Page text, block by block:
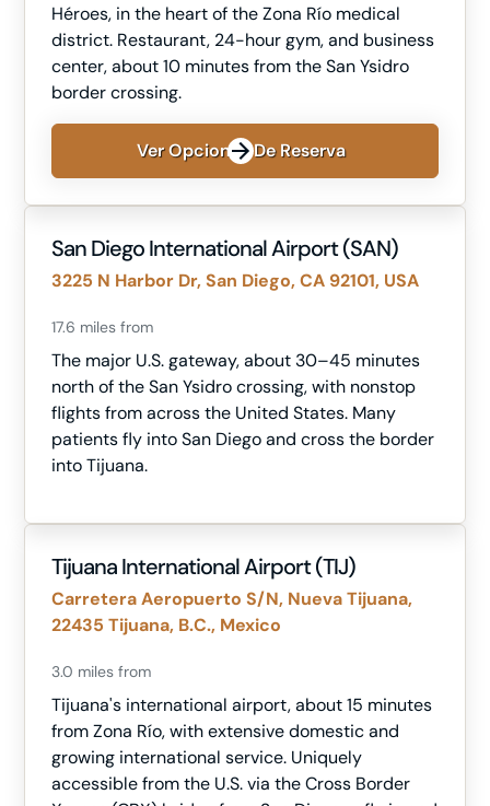
Héroes, in the heart of the Zona Río medical
district. Restaurant, 24-hour gym, and business
center, about 10 minutes from the San Ysidro
border crossing.
Ver Opciones De Reserva
San Diego International Airport (SAN)
3225 N Harbor Dr, San Diego, CA 92101, USA
17.6 miles from
The major U.S. gateway, about 30–45 minutes
north of the San Ysidro crossing, with nonstop
flights from across the United States. Many
patients fly into San Diego and cross the border
into Tijuana.
Tijuana International Airport (TIJ)
Carretera Aeropuerto S/N, Nueva Tijuana,
22435 Tijuana, B.C., Mexico
3.0 miles from
Tijuana's international airport, about 15 minutes
from Zona Río, with extensive domestic and
growing international service. Uniquely
accessible from the U.S. via the Cross Border